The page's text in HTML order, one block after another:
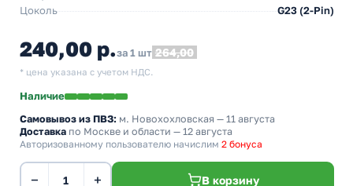
Цоколь
G23 (2-Pin)
240,00 р.за 1 шт 264,00
* цена указана с учетом НДС.
Наличие
Самовывоз из ПВЗ: м. Новохохловская — 11 августа
Доставка по Москве и области — 12 августа
Авторизованному пользователю начислим 2 бонуса
− + В корзину